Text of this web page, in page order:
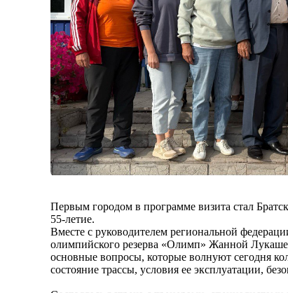
Первым городом в программе визита стал
55-летие.
Вместе с руководителем региональной
олимпийского резерва «Олимп» Жанной
основные вопросы, которые волнуют сегодня
состояние трассы, условия ее эксплуатации,